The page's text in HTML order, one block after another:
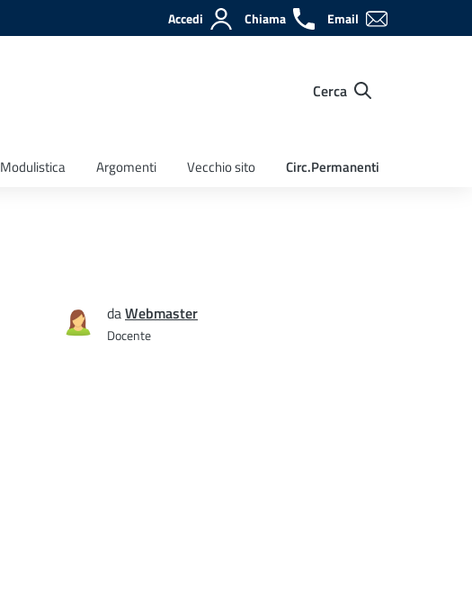
Accedi Chiama Email
Cerca
Modulistica Argomenti Vecchio sito Circ.Permanenti
daWebmaster
Docente